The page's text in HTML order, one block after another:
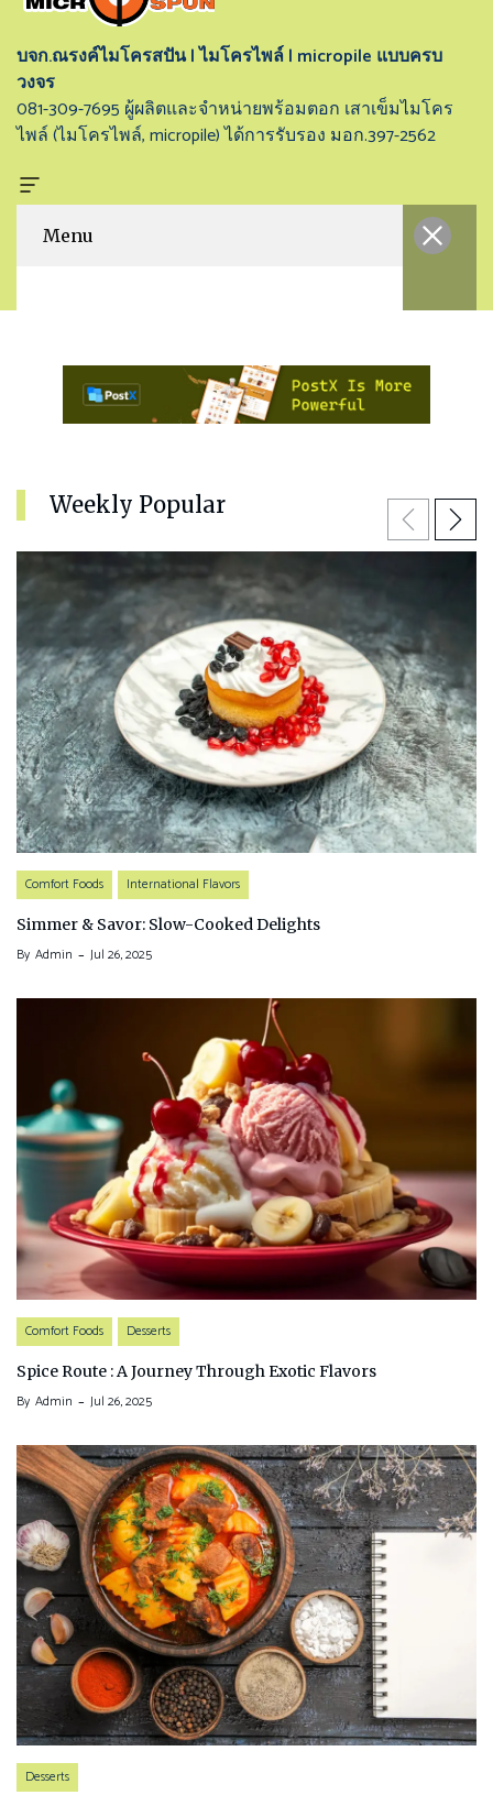
บจก.ณรงค์ไมโครสปัน | ไมโครไพล์ | micropile แบบครบ
วงจร
081-309-7695 ผู้ผลิตและจำหน่ายพร้อมตอก เสาเข็มไมโคร
ไพล์ (ไมโครไพล์, micropile) ได้การรับรอง มอก.397-2562
Menu
Weekly Popular PreviousNext
Comfort Foods International Flavors
Simmer & Savor: Slow-Cooked Delights
By Admin Jul 26, 2025
Comfort Foods Desserts
Spice Route : A Journey Through Exotic Flavors
By Admin Jul 26, 2025
Desserts